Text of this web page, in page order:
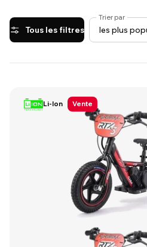
Tous les filtres
Trier par
Li-Ion Vente